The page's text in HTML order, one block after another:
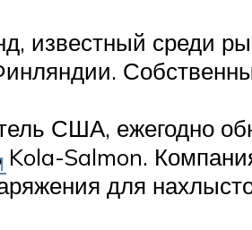
известный среди
США, ежегодно
Salmon.
для